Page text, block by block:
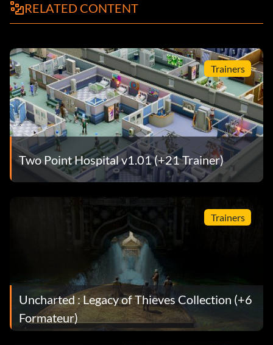
RELATED CONTENT
Trainers
Two Point Hospital v1.01 (+21 Trainer)
Trainers
Uncharted : Legacy of Thieves Collection (+6
Formateur)